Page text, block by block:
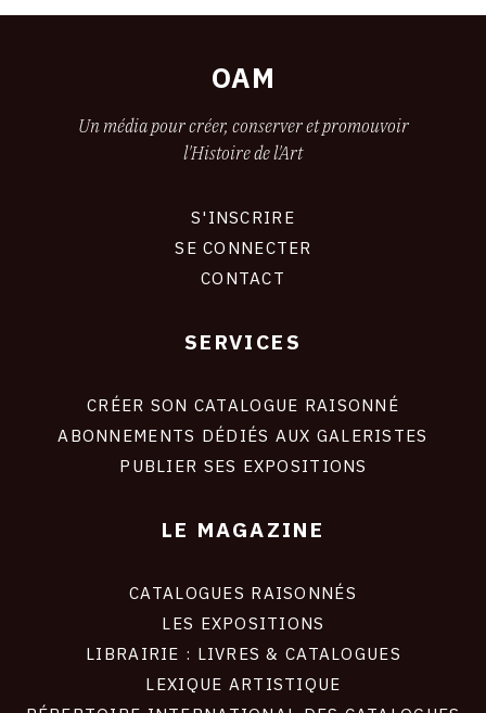
OAM
Un média pour créer, conserver et promouvoir
l'Histoire de l'Art
S'INSCRIRE
SE CONNECTER
CONTACT
SERVICES
CRÉER SON CATALOGUE RAISONNÉ
ABONNEMENTS DÉDIÉS AUX GALERISTES
PUBLIER SES EXPOSITIONS
LE MAGAZINE
CATALOGUES RAISONNÉS
LES EXPOSITIONS
LIBRAIRIE : LIVRES & CATALOGUES
LEXIQUE ARTISTIQUE